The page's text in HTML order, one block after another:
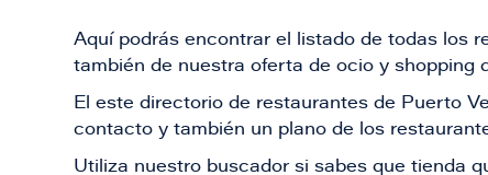
Aquí podrás encontrar el listado de todas los
también de nuestra oferta de ocio y shopping
El este directorio de restaurantes de Puerto
contacto y también un plano de los
Utiliza nuestro buscador si sabes que tienda